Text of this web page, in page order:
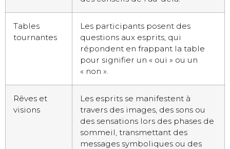
Tables
tournantes
Les participants posent des
questions aux esprits, qui
répondent en frappant la table
pour signifier un « oui » ou un
« non ».
Rêves et
visions
Les esprits se manifestent à
travers des images, des sons ou
des sensations lors des phases de
sommeil, transmettant des
messages symboliques ou des